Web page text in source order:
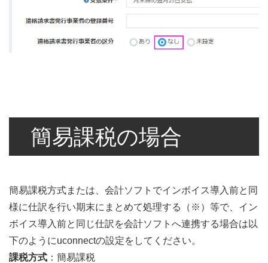
簡易課税の場合
簡易課税方式または、会計ソフトでインボイス導入前と同
様に仕訳を行い期末にまとめて処理する（※）等で、イン
ボイス導入前と同じ仕訳を会計ソフトへ連携する場合は以
下のようにuconnectの設定をしてください。
課税方式 ：簡易課税